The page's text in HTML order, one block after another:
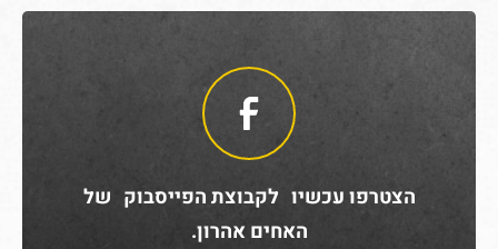
הצטרפו עכשיו לקבוצת הפייסבוק של
האחים אהרון.